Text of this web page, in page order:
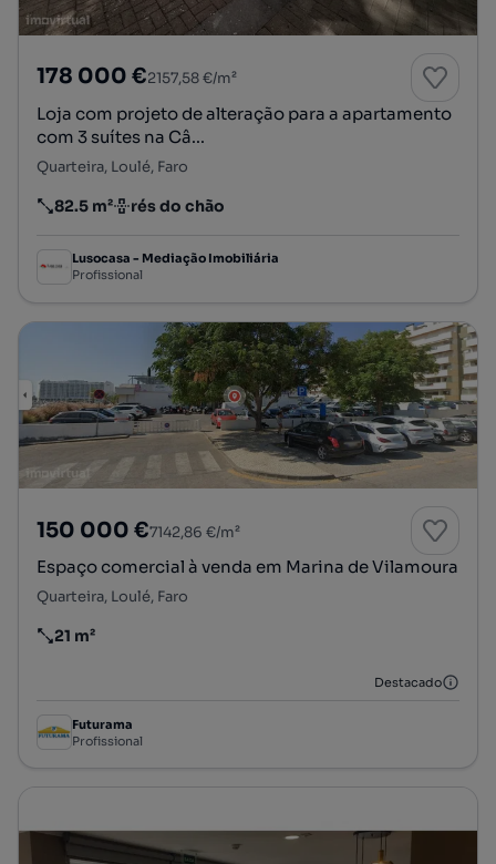
178 000 €2157,58 €/m²
Loja com projeto de alteração para a apartamento
com 3 suítes na Câ...
Quarteira, Loulé, Faro
Preço por metro quadrado
82.5 m²
Andar rés do chão
Lusocasa - Mediação Imobiliária
Profissional
150 000 €7142,86 €/m²
Espaço comercial à venda em Marina de Vilamoura
Quarteira, Loulé, Faro
Preço por metro quadrado
21 m²
Destacado
Futurama
Profissional